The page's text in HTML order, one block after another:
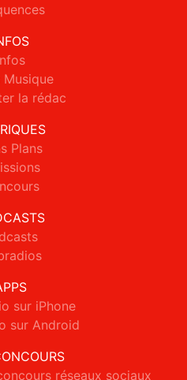
Musique
la rédac
Plans
sur iPhone
sur Android
réseaux sociaux